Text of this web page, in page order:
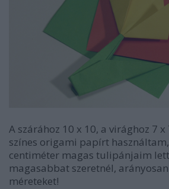
A szárához 10 x 10, a virághoz 7
színes origami papírt
centiméter magas tulipánjaim
magasabbat szeretnél,
méreteket!